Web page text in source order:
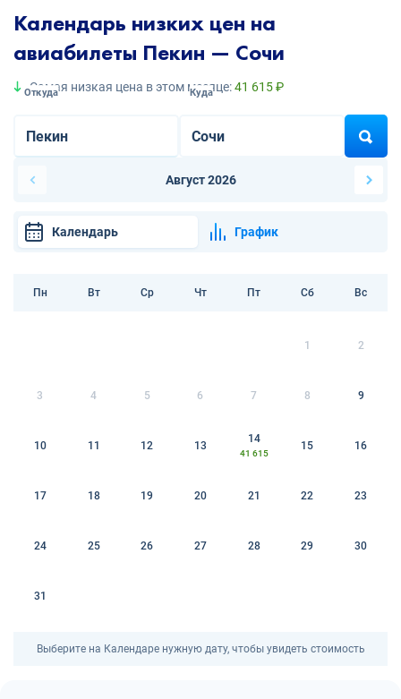
Календарь низких цен на
авиабилеты Пекин — Сочи
Самая низкая цена в этом месяце:41 615 ₽
Откуда Куда
Август 2026
Календарь График
Пн Вт Ср Чт Пт Сб Вс
1 2
3 4 5 6 7 8 9
10 11 12 13
14
41 615
15 16
17 18 19 20 21 22 23
24 25 26 27 28 29 30
31
Выберите на Календаре нужную дату, чтобы увидеть стоимость